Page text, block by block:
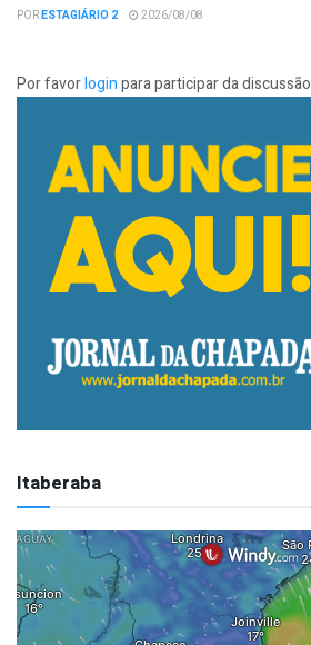
PORESTAGIÁRIO 2 2026/08/08
Por favorloginpara participar da discussão
Itaberaba